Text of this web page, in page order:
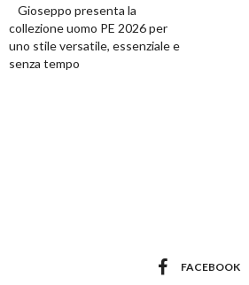
Gioseppo presenta la
collezione uomo PE 2026 per
uno stile versatile, essenziale e
senza tempo
FACEBOOK